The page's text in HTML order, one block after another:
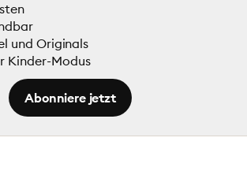
und Originals
Kinder-Modus
Abonniere jetzt